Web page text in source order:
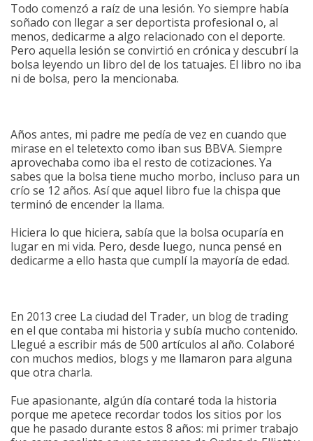
Todo comenzó a raíz de una lesión. Yo siempre había
soñado con llegar a ser deportista profesional o, al
menos, dedicarme a algo relacionado con el deporte.
Pero aquella lesión se convirtió en crónica y descubrí la
bolsa leyendo un libro del de los tatuajes. El libro no iba
ni de bolsa, pero la mencionaba.
Años antes, mi padre me pedía de vez en cuando que
mirase en el teletexto como iban sus BBVA. Siempre
aprovechaba como iba el resto de cotizaciones. Ya
sabes que la bolsa tiene mucho morbo, incluso para un
crío se 12 años. Así que aquel libro fue la chispa que
terminó de encender la llama.
Hiciera lo que hiciera, sabía que la bolsa ocuparía en
lugar en mi vida. Pero, desde luego, nunca pensé en
dedicarme a ello hasta que cumplí la mayoría de edad.
En 2013 cree La ciudad del Trader, un blog de trading
en el que contaba mi historia y subía mucho contenido.
Llegué a escribir más de 500 artículos al año. Colaboré
con muchos medios, blogs y me llamaron para alguna
que otra charla.
Fue apasionante, algún día contaré toda la historia
porque me apetece recordar todos los sitios por los
que he pasado durante estos 8 años: mi primer trabajo